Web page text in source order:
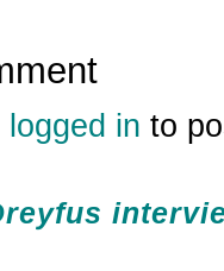
logged in to